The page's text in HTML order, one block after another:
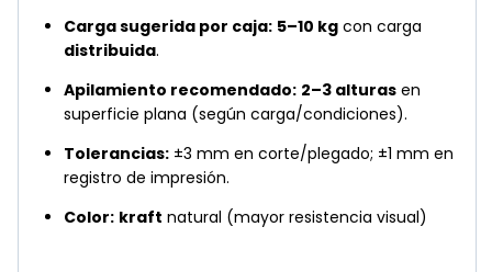
Carga sugerida por caja: 5–10 kg con carga
distribuida.
Apilamiento recomendado: 2–3 alturas en
superficie plana (según carga/condiciones).
Tolerancias: ±3 mm en corte/plegado; ±1 mm en
registro de impresión.
Color: kraft natural (mayor resistencia visual)